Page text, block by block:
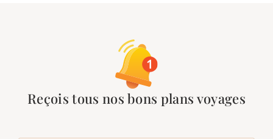
Reçois tous nos bons plans voyages